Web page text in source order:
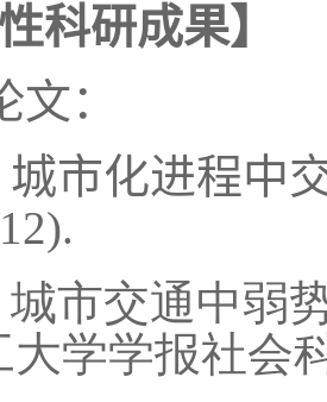
科研成果】
文：
城市化进程中
城市交通中弱
大学学报社会